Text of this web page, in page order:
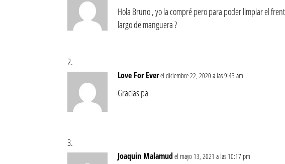
Hola Bruno , yo la compré pero para poder limpiar el
largo de manguera ?
Love For Everel diciembre 22, 2020 a las 9:43 am
Gracias pa
Joaquin Malamud el mayo 13, 2021 a las 10:17 pm